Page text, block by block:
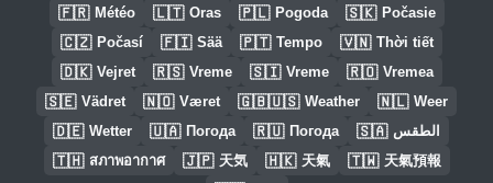
🇫🇷 Météo 🇱🇹 Oras 🇵🇱 Pogoda 🇸🇰 Počasie
🇨🇿 Počasí 🇫🇮 Sää 🇵🇹 Tempo 🇻🇳 Thời tiết
🇩🇰 Vejret 🇷🇸 Vreme 🇸🇮 Vreme 🇷🇴 Vremea
🇸🇪 Vädret 🇳🇴 Været 🇬🇧🇺🇸 Weather 🇳🇱 Weer
🇩🇪 Wetter 🇺🇦 Погода 🇷🇺 Погода 🇸🇦 الطقس
🇹🇭 สภาพอากาศ 🇯🇵 天気 🇭🇰 天氣 🇹🇼 天氣預報